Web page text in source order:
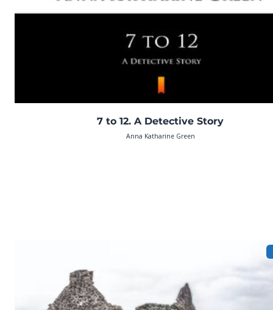
7 to 12. A Detective Story
Anna Katharine Green